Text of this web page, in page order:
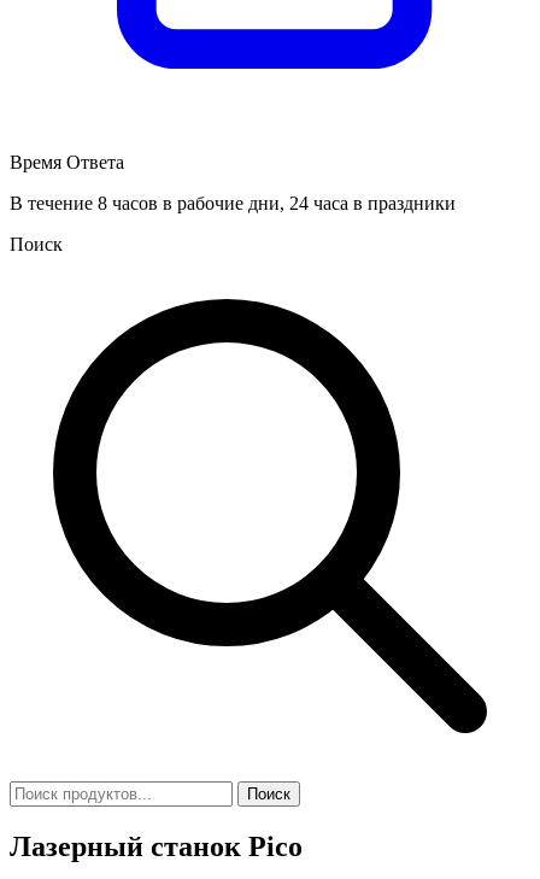
Время Ответа
В течение 8 часов в рабочие дни, 24 часа в праздники
Поиск
Поиск
Лазерный станок Pico